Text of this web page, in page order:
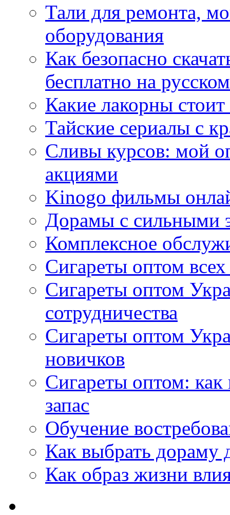
Тали для ремонта,
оборудования
Как безопасно
бесплатно на
Какие лакорны
Тайские сериалы с
Сливы курсов: мой
акциями
Kinogo фильмы
Дорамы с сильными
Комплексное
Сигареты оптом
Сигареты оптом
сотрудничества
Сигареты оптом
новичков
Сигареты оптом:
запас
Обучение
Как выбрать дораму
Как образ жизни